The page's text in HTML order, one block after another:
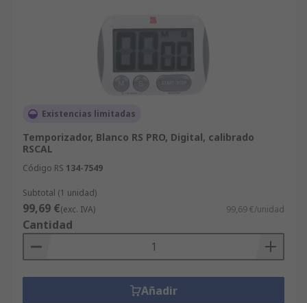
Existencias limitadas
Temporizador, Blanco RS PRO, Digital, calibrado
RSCAL
Código RS 134-7549
Subtotal (1 unidad)
99,69 €(exc. IVA) 99,69 €/unidad
Cantidad
Añadir